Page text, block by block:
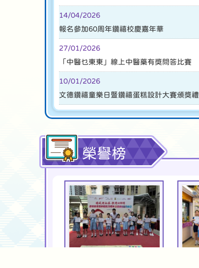
14/04/2026
報名參加60周年鑽禧校慶嘉年華
27/01/2026
「中醫乜東東」線上中醫藥有獎問答比賽
10/01/2026
文德鑽禧童樂日暨鑽禧蛋糕設計大賽頒獎禮
榮譽榜